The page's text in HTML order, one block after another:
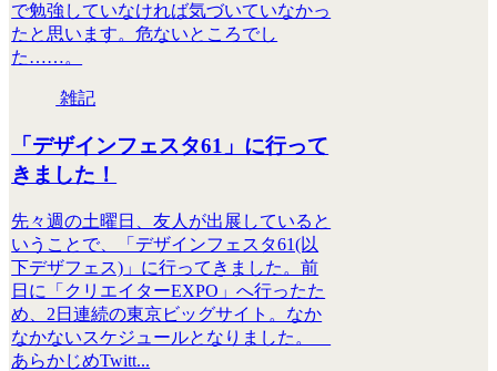
で勉強していなければ気づいていなかっ
たと思います。危ないところでし
た……。
雑記
「デザインフェスタ61」に行って
きました！
先々週の土曜日、友人が出展していると
いうことで、「デザインフェスタ61(以
下デザフェス)」に行ってきました。前
日に「クリエイターEXPO」へ行ったた
め、2日連続の東京ビッグサイト。なか
なかないスケジュールとなりました。
あらかじめTwitt...